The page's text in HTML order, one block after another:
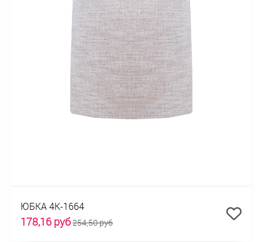
ЮБКА 4К-1664
178,16 руб254,50 руб